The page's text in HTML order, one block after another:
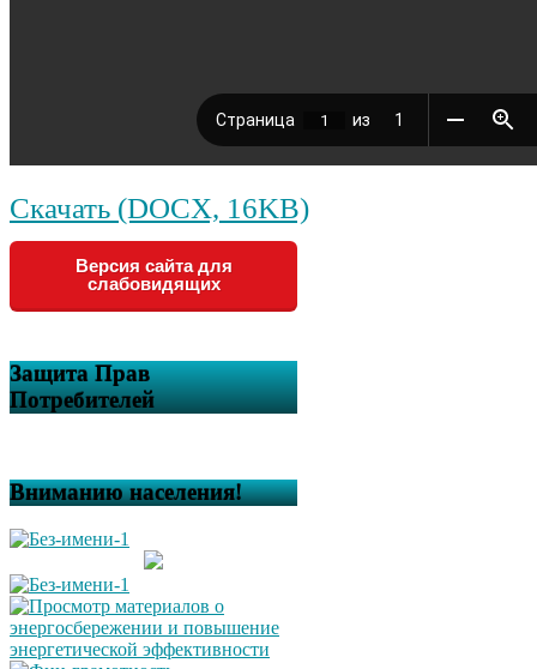
Скачать (DOCX, 16KB)
Версия сайта для
слабовидящих
Защита Прав
Потребителей
Вниманию населения!